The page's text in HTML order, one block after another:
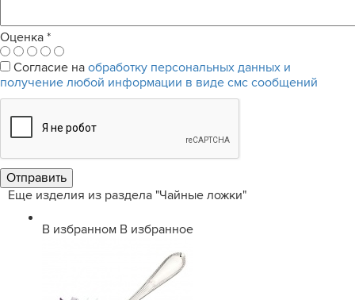
Оценка *
Согласие на обработку персональных данных и
получение любой информации в виде смс сообщений
Еще изделия из раздела "Чайные ложки"
В избранном В избранное